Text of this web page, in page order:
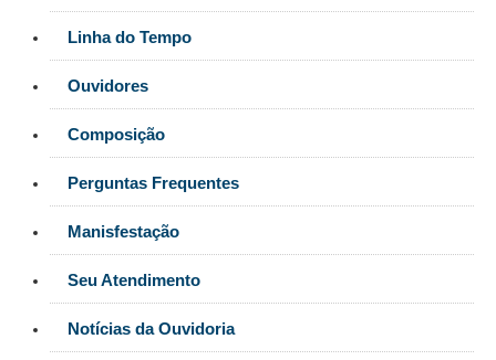
Ação Trabalhista (Atermação)
Atermação On-line - Interior de Roraima
Atermação On-line - Interior do Amazonas
Agendamento de Reclamação Verbal
Glossário
Consulta de Pautas
Linha do Tempo
Ouvidores
Composição
Perguntas Frequentes
Manisfestação
Seu Atendimento
Notícias da Ouvidoria